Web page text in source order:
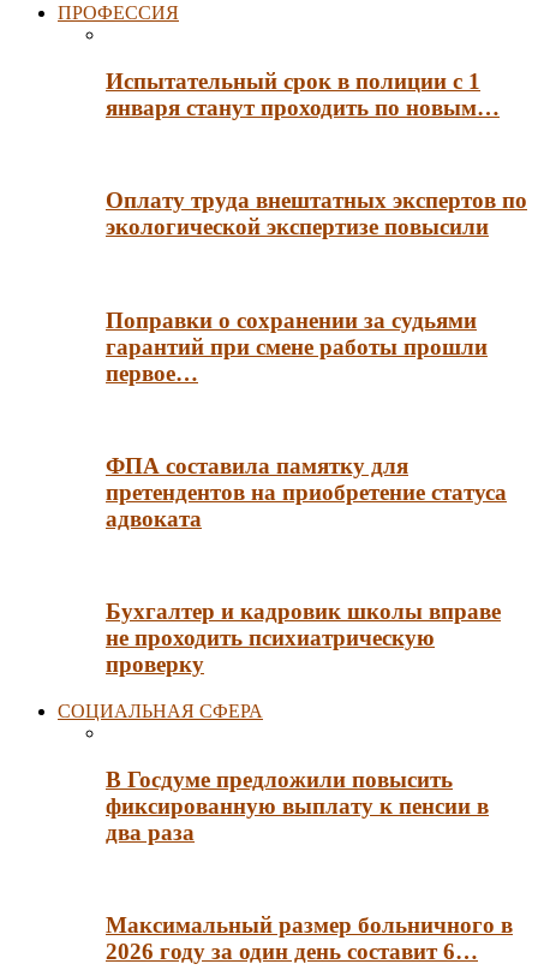
ПРОФЕССИЯ
Испытательный срок в полиции с 1
января станут проходить по новым…
Оплату труда внештатных экспертов по
экологической экспертизе повысили
Поправки о сохранении за судьями
гарантий при смене работы прошли
первое…
ФПА составила памятку для
претендентов на приобретение статуса
адвоката
Бухгалтер и кадровик школы вправе
не проходить психиатрическую
проверку
СОЦИАЛЬНАЯ СФЕРА
В Госдуме предложили повысить
фиксированную выплату к пенсии в
два раза
Максимальный размер больничного в
2026 году за один день составит 6…